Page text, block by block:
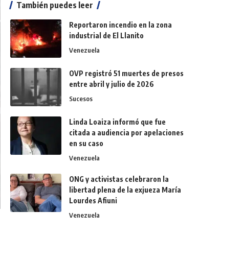
También puedes leer
Reportaron incendio en la zona
industrial de El Llanito
Venezuela
OVP registró 51 muertes de presos
entre abril y julio de 2026
Sucesos
Linda Loaiza informó que fue
citada a audiencia por apelaciones
en su caso
Venezuela
ONG y activistas celebraron la
libertad plena de la exjueza María
Lourdes Afiuni
Venezuela